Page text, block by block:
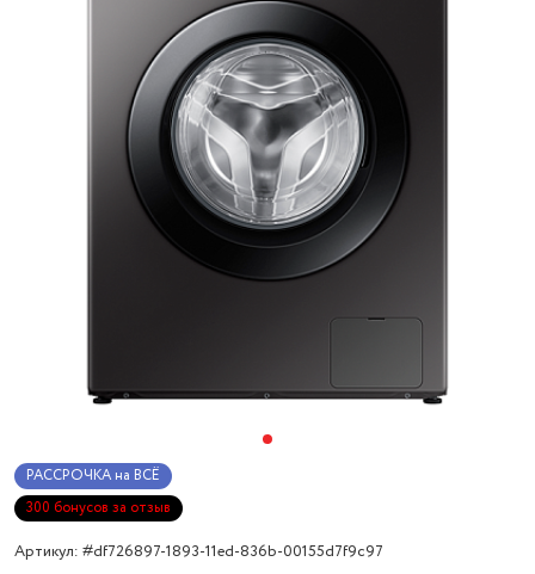
РАССРОЧКА на ВСЁ
300 бонусов за отзыв
Артикул: #df726897-1893-11ed-836b-00155d7f9c97